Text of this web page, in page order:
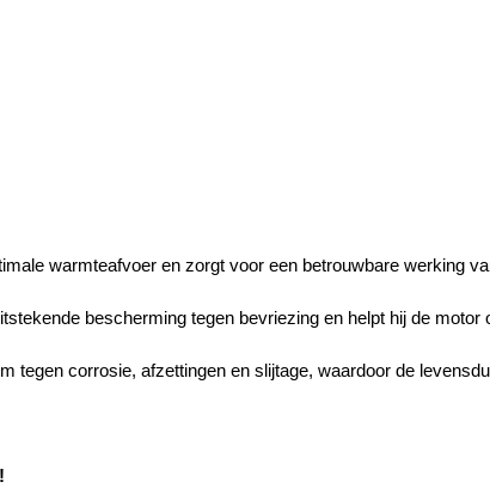
warmteafvoer en zorgt voor een betrouwbare werking
bescherming tegen bevriezing en helpt hij de motor
tegen corrosie, afzettingen en slijtage, waardoor de